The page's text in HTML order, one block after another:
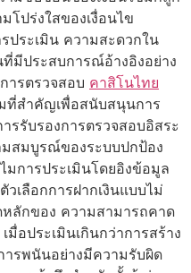
ปร่งใสของเงื่อนไข
ประเมิน ความสะดวกใน
มีประสบการณ์อ้างอิงอย่าง
ารตรวจสอบ คาสิโนไทย
ที่สำคัญเพื่อสนับสนุนการ
รรับรองการตรวจสอบอิสระ
สมบูรณ์ของระบบปกป้อง
มการประเมินโดยอิงข้อมูล
เลือกการฝากเงินแบบไม่
ลักของ ความสามารถคาด
มื่อประเมินเกินกว่าการสร้าง
ารพนันอย่างมีความรับผิด